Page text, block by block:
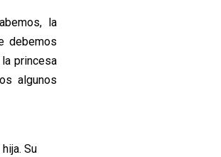
la
debemos
princesa
algunos
Su